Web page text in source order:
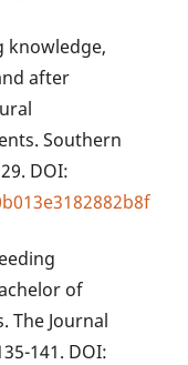
knowledge,
after
Southern
DOI:
of
The Journal
141. DOI: